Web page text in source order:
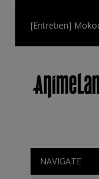
NAVIGATE